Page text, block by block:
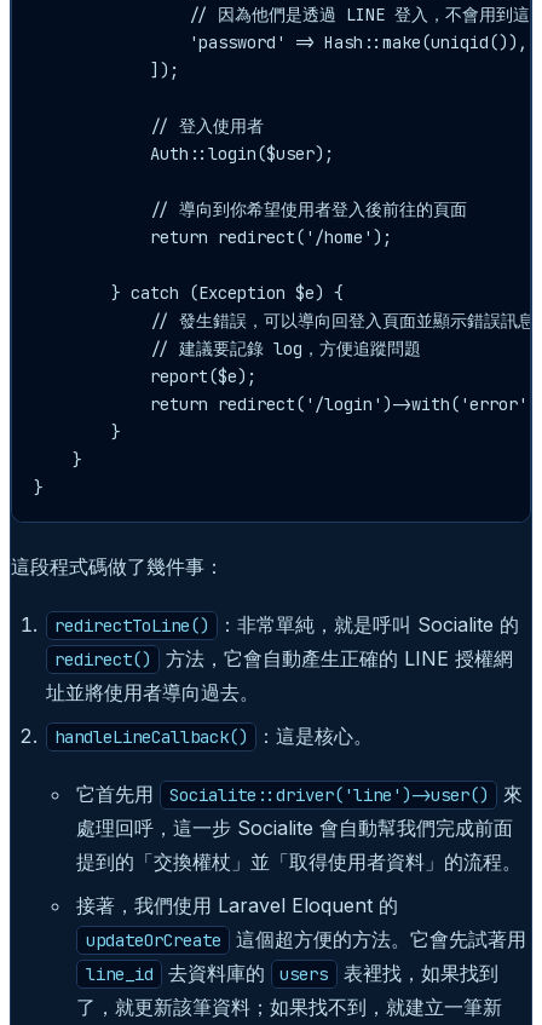
// 因為他們是透過 LINE 登入，不會用到這
                'password' => Hash::make(uniqid()),
            ]);
            // 登入使用者
            Auth::login($user);
            // 導向到你希望使用者登入後前往的頁面
            return redirect('/home');
        } catch (Exception $e) {
            // 發生錯誤，可以導向回登入頁面並顯示錯誤訊息
            // 建議要記錄 log，方便追蹤問題
            report($e);
return redirect('/login')->with('error',
        }
    }
}
這段程式碼做了幾件事：
redirectToLine() ：非常單純，就是呼叫 Socialite 的
redirect()
方法，它會自動產生正確的 LINE 授權網
址並將使用者導向過去。
handleLineCallback() ：這是核心。
它首先用 Socialite::driver('line')->user()
來
處理回呼，這一步 Socialite 會自動幫我們完成前面
提到的「交換權杖」並「取得使用者資料」的流程。
接著，我們使用 Laravel Eloquent 的
updateOrCreate 這個超方便的方法。它會先試著用
line_id 去資料庫的 users 表裡找，如果找到
了，就更新該筆資料；如果找不到，就建立一筆新